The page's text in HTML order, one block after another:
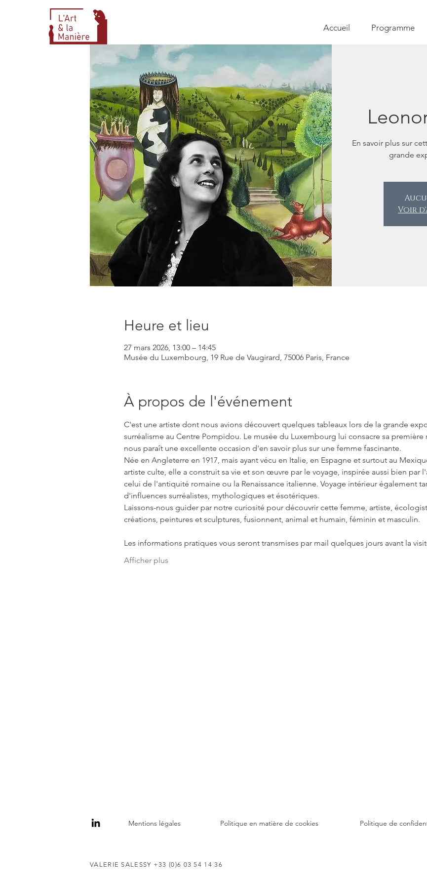
Accueil Programme
En savoir plus sur
grande
Voir
Heure et lieu
27 mars 2026, 13:00 – 14:45
Musée du Luxembourg, 19 Rue de Vaugirard, 75006 Paris, France
À propos de l'événement
C'est une artiste dont nous avions découvert quelques tableaux lors de la grande
surréalisme au Centre Pompidou. Le musée du Luxembourg lui consacre sa première
nous paraît une excellente occasion d'en savoir plus sur une femme fascinante.
Née en Angleterre en 1917, mais ayant vécu en Italie, en Espagne et surtout au
artiste culte, elle a construit sa vie et son œuvre par le voyage, inspirée aussi bien par
celui de l'antiquité romaine ou la Renaissance italienne. Voyage intérieur également
d'influences surréalistes, mythologiques et ésotériques.
Laissons-nous guider par notre curiosité pour découvrir cette femme, artiste,
créations, peintures et sculptures, fusionnent, animal et humain, féminin et masculin.
Les informations pratiques vous seront transmises par mail quelques jours avant la
Afficher plus
Mentions légales Politique en matière de cookies Politique de
VALERIE SALESSY +33 (0)6 03 54 14 36